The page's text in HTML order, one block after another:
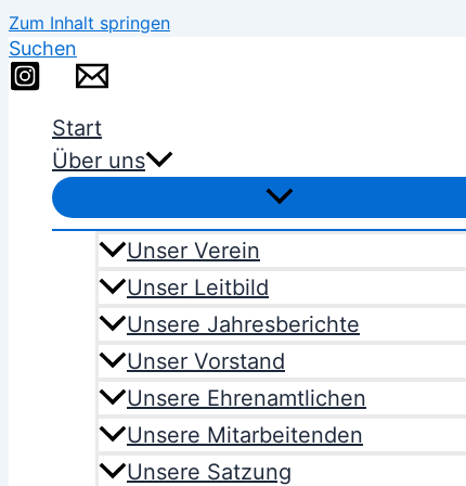
Zum Inhalt springen
Suchen
Start
Über uns
Unser Verein
Unser Leitbild
Unsere Jahresberichte
Unser Vorstand
Unsere Ehrenamtlichen
Unsere Mitarbeitenden
Unsere Satzung